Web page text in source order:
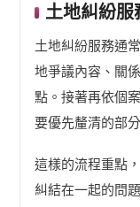
土地糾紛服
土地糾紛服務通
地爭議內容、關
點。接著再依個
要優先釐清的部分
這樣的流程重點
糾結在一起的問